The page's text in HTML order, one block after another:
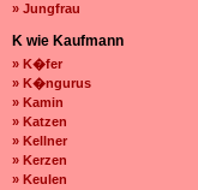
» Jungfrau
K wie Kaufmann
» K�fer
» K�ngurus
» Kamin
» Katzen
» Kellner
» Kerzen
» Keulen